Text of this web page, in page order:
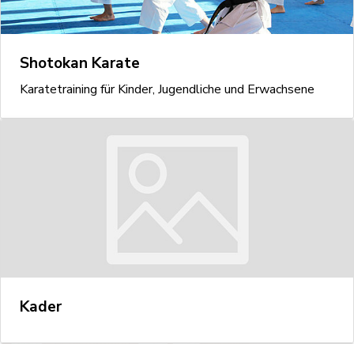
Shotokan Karate
Karatetraining für Kinder, Jugendliche und Erwachsene
Kader